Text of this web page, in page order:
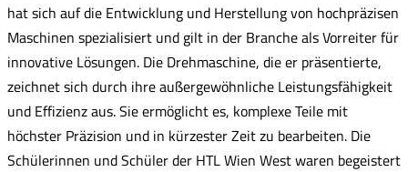
hat sich auf die Entwicklung und Herstellung von hochpräzisen
Maschinen spezialisiert und gilt in der Branche als Vorreiter für
innovative Lösungen. Die Drehmaschine, die er präsentierte,
zeichnet sich durch ihre außergewöhnliche Leistungsfähigkeit
und Effizienz aus. Sie ermöglicht es, komplexe Teile mit
höchster Präzision und in kürzester Zeit zu bearbeiten. Die
Schülerinnen und Schüler der HTL Wien West waren begeistert